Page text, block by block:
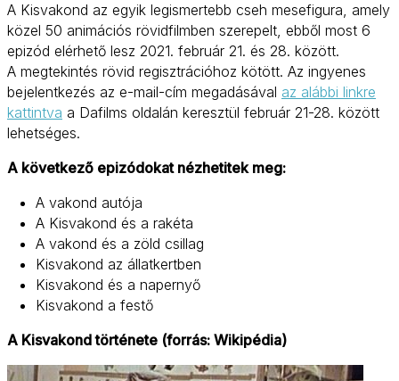
A Kisvakond az egyik legismertebb cseh mesefigura, amely
közel 50 animációs rövidfilmben szerepelt, ebből most 6
epizód elérhető lesz 2021. február 21. és 28. között.
A megtekintés rövid regisztrációhoz kötött. Az ingyenes
bejelentkezés az e-mail-cím megadásával az alábbi linkre
kattintva a Dafilms oldalán keresztül február 21-28. között
lehetséges.
A következő epizódokat nézhetitek meg:
A vakond autója
A Kisvakond és a rakéta
A vakond és a zöld csillag
Kisvakond az állatkertben
Kisvakond és a napernyő
Kisvakond a festő
A Kisvakond története (forrás: Wikipédia)